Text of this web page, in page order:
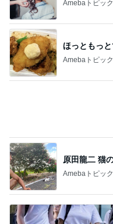
Amebaトピッ
ほっともっ
Amebaトピッ
原田龍二 猫
Amebaトピッ